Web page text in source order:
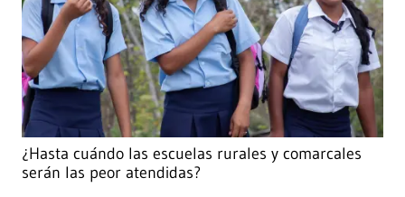
¿Hasta cuándo las escuelas rurales y comarcales
serán las peor atendidas?